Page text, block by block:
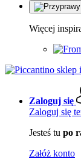
Więcej
Zaloguj się
Zaloguj się
Jesteś tu po
Załóż konto